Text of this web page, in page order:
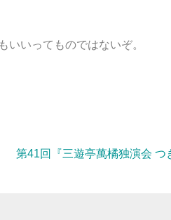
いいってものではないぞ。
第41回『三遊亭萬橘独演会 つ